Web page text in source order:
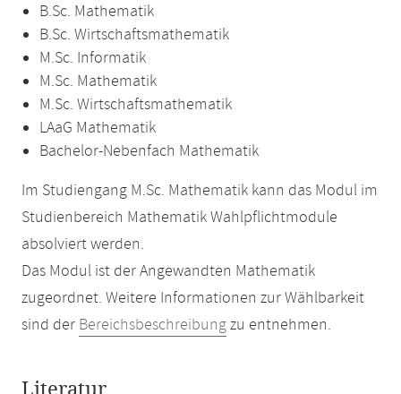
B.Sc. Mathematik
B.Sc. Wirtschaftsmathematik
M.Sc. Informatik
M.Sc. Mathematik
M.Sc. Wirtschaftsmathematik
LAaG Mathematik
Bachelor-Nebenfach Mathematik
Im Studiengang M.Sc. Mathematik kann das Modul im
Studienbereich Mathematik Wahlpflichtmodule
absolviert werden.
Das Modul ist der Angewandten Mathematik
zugeordnet. Weitere Informationen zur Wählbarkeit
sind der Bereichsbeschreibungzu entnehmen.